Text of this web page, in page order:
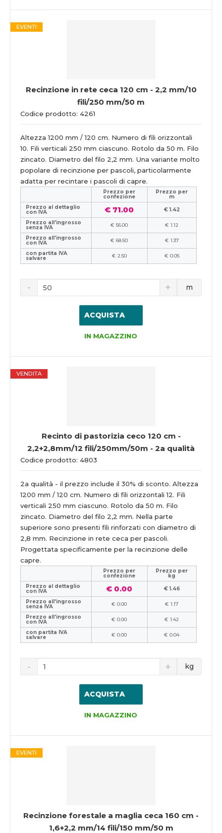
Recinzione in rete ceca 120 cm - 2,2 mm/10
fili/250 mm/50 m
Codice prodotto: 4261
EVENTI
Altezza 1200 mm / 120 cm. Numero di fili orizzontali
10. Fili verticali 250 mm ciascuno. Rotolo da 50 m. Filo
zincato. Diametro del filo 2,2 mm. Una variante molto
popolare di recinzione per pascoli, particolarmente
adatta per recintare i pascoli di capre.
Prezzo per
confezione
Prezzo per
m
Prezzo al dettaglio
con IVA € 71.00
€ 1.42
Prezzo all'ingrosso
senza IVA € 56.00
€ 1.12
Prezzo all'ingrosso
con IVA € 68.50
€ 1.37
con partita IVA
salvare € 2.50 € 0.05
m
ACQUISTA
IN MAGAZZINO
Recinto di pastorizia ceco 120 cm -
2,2+2,8mm/12 fili/250mm/50m - 2a qualità
Codice prodotto: 4803
VENDITA
2a qualità - il prezzo include il 30% di sconto. Altezza
1200 mm / 120 cm. Numero di fili orizzontali 12. Fili
verticali 250 mm ciascuno. Rotolo da 50 m. Filo
zincato. Diametro del filo 2,2 mm. Nella parte
superiore sono presenti fili rinforzati con diametro di
2,8 mm. Recinzione in rete ceca per pascoli.
Progettata specificamente per la recinzione delle
capre.
Prezzo per
confezione
Prezzo per
kg
Prezzo al dettaglio
con IVA € 0.00
€ 1.46
Prezzo all'ingrosso
senza IVA € 0.00
€ 1.17
Prezzo all'ingrosso
con IVA € 0.00
€ 1.42
con partita IVA
salvare € 0.00 € 0.04
kg
ACQUISTA
IN MAGAZZINO
Recinzione forestale a maglia ceca 160 cm -
1,6+2,2 mm/14 fili/150 mm/50 m
EVENTI